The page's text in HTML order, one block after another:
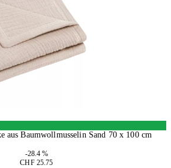
aus Baumwollmusselin Sand 70 x 100 cm
-28.4 %
CHF 25.75